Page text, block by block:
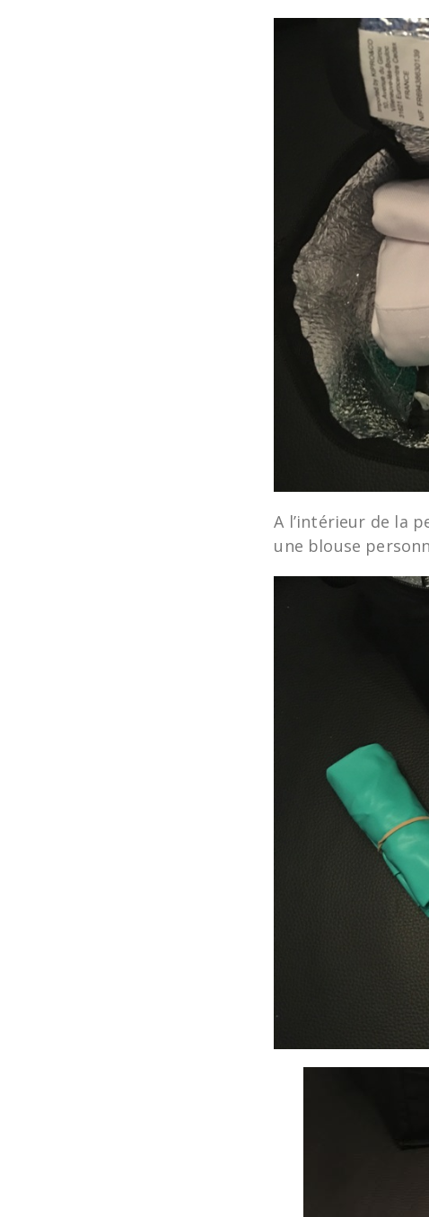
A l’intérieur de la
une blouse